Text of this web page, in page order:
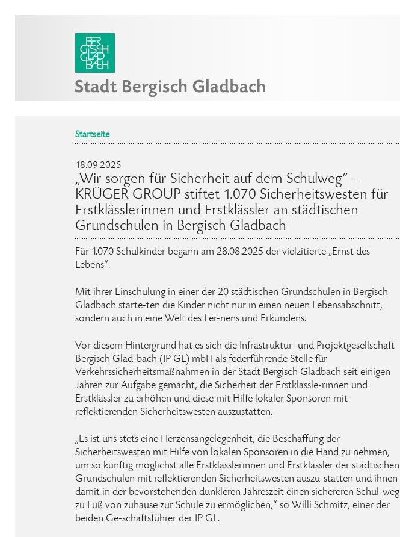
Startseite
18.09.2025
„Wir sorgen für Sicherheit auf dem Schulweg“ –
KRÜGER GROUP stiftet 1.070 Sicherheitswesten für
Erstklässlerinnen und Erstklässler an städtischen
Grundschulen in Bergisch Gladbach
Für 1.070 Schulkinder begann am 28.08.2025 der vielzitierte „Ernst des
Lebens“.
Mit ihrer Einschulung in einer der 20 städtischen Grundschulen in Bergisch
Gladbach starte-ten die Kinder nicht nur in einen neuen Lebensabschnitt,
sondern auch in eine Welt des Ler-nens und Erkundens.
Vor diesem Hintergrund hat es sich die Infrastruktur- und Projektgesellschaft
Bergisch Glad-bach (IP GL) mbH als federführende Stelle für
Verkehrssicherheitsmaßnahmen in der Stadt Bergisch Gladbach seit einigen
Jahren zur Aufgabe gemacht, die Sicherheit der Erstklässle-rinnen und
Erstklässler zu erhöhen und diese mit Hilfe lokaler Sponsoren mit
reflektierenden Sicherheitswesten auszustatten.
„Es ist uns stets eine Herzensangelegenheit, die Beschaffung der
Sicherheitswesten mit Hilfe von lokalen Sponsoren in die Hand zu nehmen,
um so künftig möglichst alle Erstklässlerinnen und Erstklässler der städtischen
Grundschulen mit reflektierenden Sicherheitswesten auszu-statten und ihnen
damit in der bevorstehenden dunkleren Jahreszeit einen sichereren Schul-weg
zu Fuß von zuhause zur Schule zu ermöglichen,“ so Willi Schmitz, einer der
beiden Ge-schäftsführer der IP GL.